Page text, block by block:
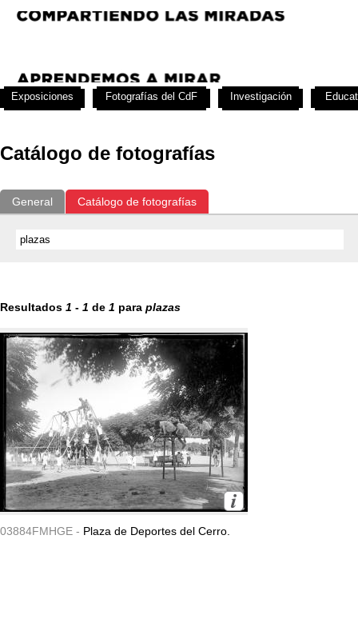
Catálogo de fotografías
General Catálogo de fotografías
Resultados 1 - 1 de 1 para plazas
03884FMHGE - Plaza de Deportes del Cerro.
Exposiciones Fotografías del CdF Investigación